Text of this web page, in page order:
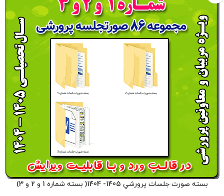
بسته صورت جلسات پرورشي 1405- 1404( بسته شماره 1 و 2 و 3)